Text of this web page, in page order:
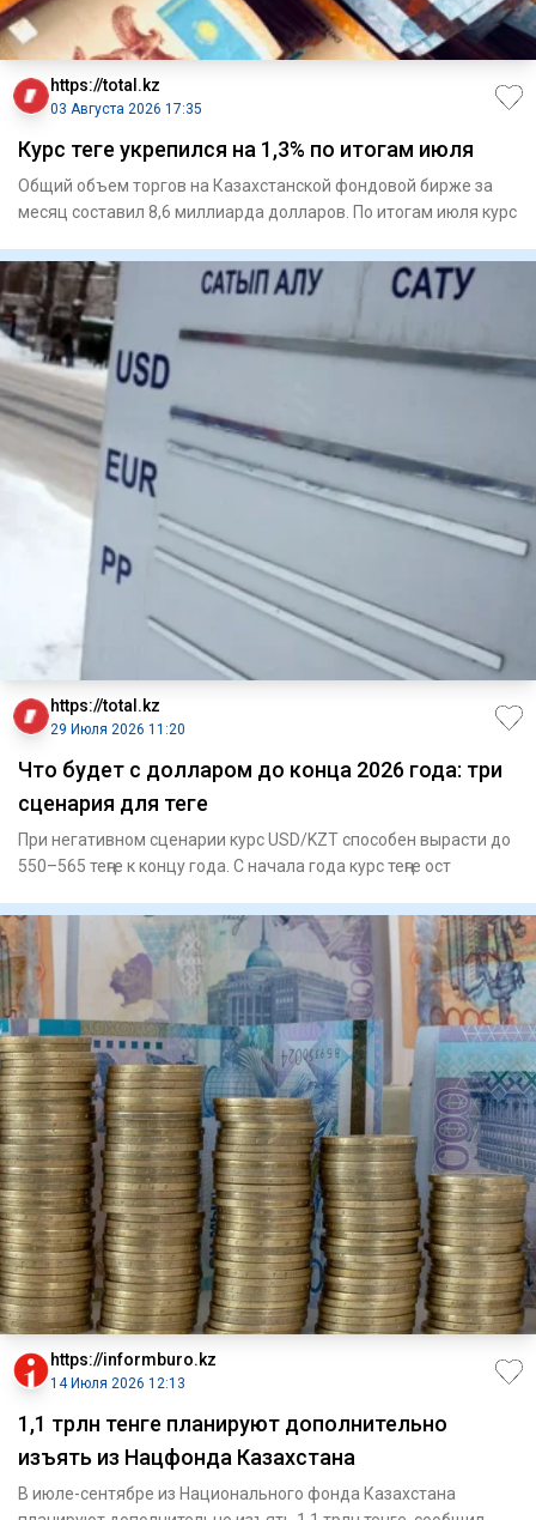
https://total.kz
03 Августа 2026 17:35
Курс теңге укрепился на 1,3% по итогам июля
Общий объем торгов на Казахстанской фондовой бирже за
месяц составил 8,6 миллиарда долларов. По итогам июля курс
https://total.kz
29 Июля 2026 11:20
Что будет с долларом до конца 2026 года: три
сценария для теңге
При негативном сценарии курс USD/KZT способен вырасти до
550–565 теңге к концу года. С начала года курс теңге ост
https://informburo.kz
14 Июля 2026 12:13
1,1 трлн тенге планируют дополнительно
изъять из Нацфонда Казахстана
В июле-сентябре из Национального фонда Казахстана